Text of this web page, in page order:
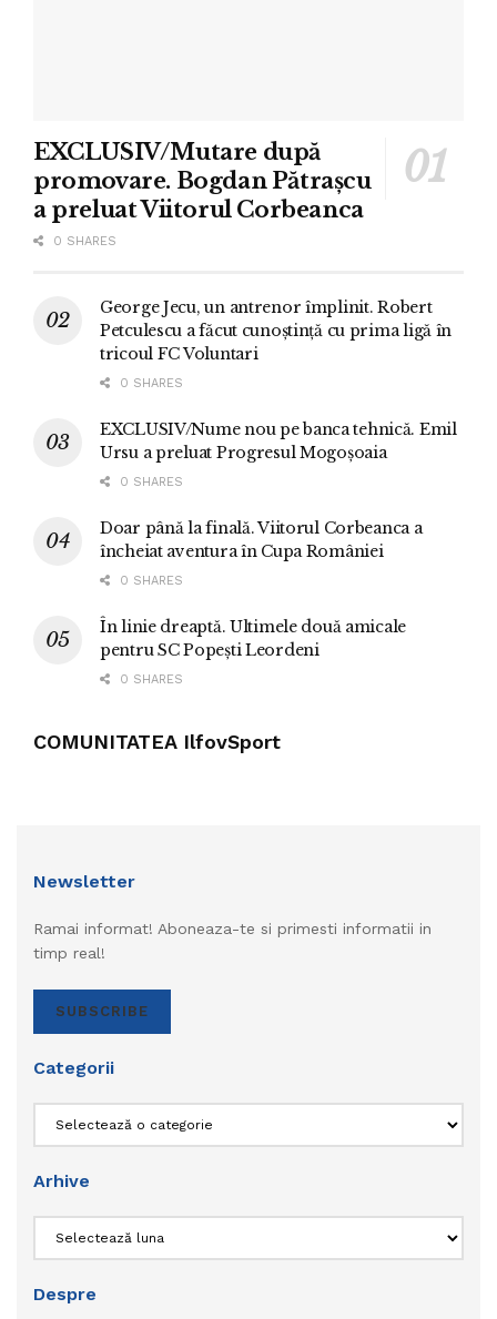
EXCLUSIV/Mutare după
promovare. Bogdan Pătrașcu
a preluat Viitorul Corbeanca
0 SHARES
George Jecu, un antrenor împlinit. Robert
Petculescu a făcut cunoștință cu prima ligă în
tricoul FC Voluntari
0 SHARES
EXCLUSIV/Nume nou pe banca tehnică. Emil
Ursu a preluat Progresul Mogoșoaia
0 SHARES
Doar până la finală. Viitorul Corbeanca a
încheiat aventura în Cupa României
0 SHARES
În linie dreaptă. Ultimele două amicale
pentru SC Popești Leordeni
0 SHARES
COMUNITATEA IlfovSport
Newsletter
Ramai informat! Aboneaza-te si primesti informatii in
timp real!
SUBSCRIBE
Categorii
Arhive
Despre